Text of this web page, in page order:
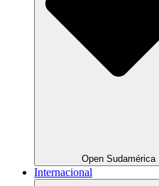
Open Sudamérica
Internacional